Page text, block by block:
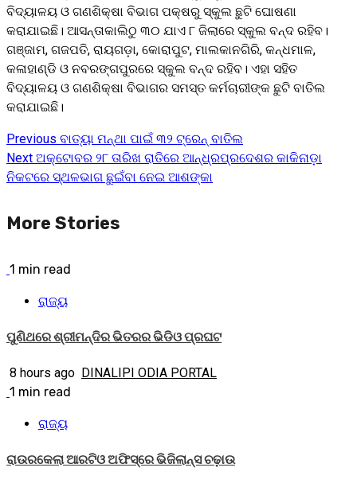
ବିଦ୍ୟାଳୟ ଓ ଗଣଶିକ୍ଷା ବିଭାଗ ପକ୍ଷରୁ ସ୍କୁଲ ଛୁଟି ଘୋଷଣା
କରାଯାଇଛି। ଆସନ୍ତାକାଲିଠୁ ୩୦ ଯାଏ ୮ ଜିଲାରେ ସ୍କୁଲ ବନ୍ଦ ରହିବ।
ଗଞ୍ଜାମ, ଗଜପତି, ରାୟଗଡ଼ା, କୋରାପୁଟ, ମାଲକାନଗିରି, କନ୍ଧମାଳ,
କଳାହାଣ୍ଡି ଓ ନବରଙ୍ଗପୁରରେ ସ୍କୁଲ ବନ୍ଦ ରହିବ। ଏହା ସହିତ
ବିଦ୍ୟାଳୟ ଓ ଗଣଶିକ୍ଷା ବିଭାଗର ସମସ୍ତ କର୍ମଚାରୀଙ୍କ ଛୁଟି ବାତିଲ
କରାଯାଇଛି।
Continue
Reading
Previous ବାତ୍ୟା ମନ୍ଥା ପାଇଁ ୩୨ ଟ୍ରେନ୍ ବାତିଲ
Next ଅକ୍ଟୋବର ୨୮ ତାରିଖ ରାତିରେ ଆନ୍ଧ୍ରପ୍ରଦେଶର କାକିନାଡ଼ା
ନିକଟରେ ସ୍ଥଳଭାଗ ଛୁଇଁବା ନେଇ ଆଶଙ୍କା
More Stories
1 min read
ରାଜ୍ୟ
ପୁଣିଥରେ ଶ୍ରୀମନ୍ଦିର ଭିତରର ଭିଡିଓ ପ୍ରଘଟ
8 hours ago DINALIPI ODIA PORTAL
1 min read
ରାଜ୍ୟ
ରାଉରକେଲା ଆରଟିଓ ଅଫିସ୍‌ରେ ଭିଜିଲାନ୍ସ ଚଢ଼ାଉ